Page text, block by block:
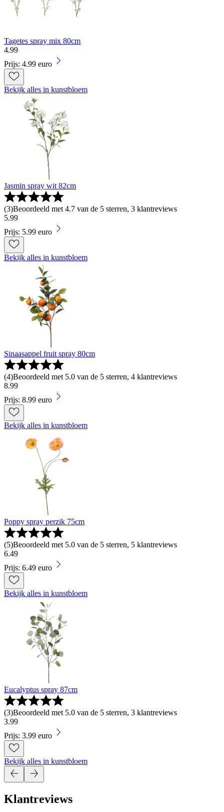
Tagetes spray mix 80cm
4.99
Prijs: 4.99 euro
Bekijk alles in kunstbloem
Jasmin spray wit 82cm
(3)Beoordeeld met 4.7 van de 5 sterren, 3 klantreviews
5.99
Prijs: 5.99 euro
Bekijk alles in kunstbloem
Sinaasappel fruit spray 80cm
(4)Beoordeeld met 5.0 van de 5 sterren, 4 klantreviews
8.99
Prijs: 8.99 euro
Bekijk alles in kunstbloem
Poppy spray perzik 75cm
(5)Beoordeeld met 5.0 van de 5 sterren, 5 klantreviews
6.49
Prijs: 6.49 euro
Bekijk alles in kunstbloem
Eucalyptus spray 87cm
(3)Beoordeeld met 5.0 van de 5 sterren, 3 klantreviews
3.99
Prijs: 3.99 euro
Bekijk alles in kunstbloem
Klantreviews